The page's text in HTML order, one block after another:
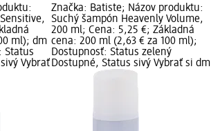
ml); dm
Status
Vybrať
Značka: Batiste; Názov produktu:
Suchý šampón Heavenly Volume,
200 ml; Cena: 5,25 €; Základná
cena: 200 ml (2,63 € za 100 ml);
Dostupnosť: Status zelený
Dostupné, Status sivý Vybrať si dm